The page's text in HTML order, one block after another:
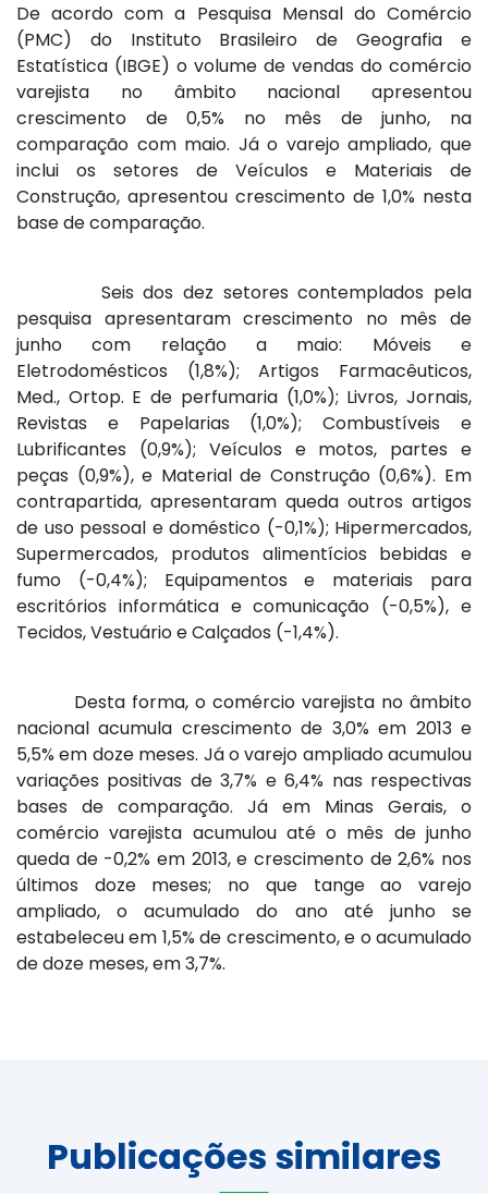
De acordo com a Pesquisa Mensal do Comércio
(PMC) do Instituto Brasileiro de Geografia e
Estatística (IBGE) o volume de vendas do comércio
varejista no âmbito nacional apresentou
crescimento de 0,5% no mês de junho, na
comparação com maio. Já o varejo ampliado, que
inclui os setores de Veículos e Materiais de
Construção, apresentou crescimento de 1,0% nesta
base de comparação.
Seis dos dez setores contemplados pela
pesquisa apresentaram crescimento no mês de
junho com relação a maio: Móveis e
Eletrodomésticos (1,8%); Artigos Farmacêuticos,
Med., Ortop. E de perfumaria (1,0%); Livros, Jornais,
Revistas e Papelarias (1,0%); Combustíveis e
Lubrificantes (0,9%); Veículos e motos, partes e
peças (0,9%), e Material de Construção (0,6%). Em
contrapartida, apresentaram queda outros artigos
de uso pessoal e doméstico (-0,1%); Hipermercados,
Supermercados, produtos alimentícios bebidas e
fumo (-0,4%); Equipamentos e materiais para
escritórios informática e comunicação (-0,5%), e
Tecidos, Vestuário e Calçados (-1,4%).
Desta forma, o comércio varejista no âmbito
nacional acumula crescimento de 3,0% em 2013 e
5,5% em doze meses. Já o varejo ampliado acumulou
variações positivas de 3,7% e 6,4% nas respectivas
bases de comparação. Já em Minas Gerais, o
comércio varejista acumulou até o mês de junho
queda de -0,2% em 2013, e crescimento de 2,6% nos
últimos doze meses; no que tange ao varejo
ampliado, o acumulado do ano até junho se
estabeleceu em 1,5% de crescimento, e o acumulado
de doze meses, em 3,7%.
Publicações similares